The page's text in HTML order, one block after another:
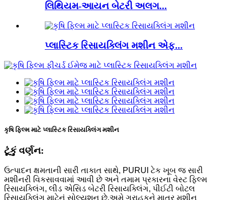
લિથિયમ-આયન બેટરી અલગ...
પ્લાસ્ટિક રિસાયક્લિંગ મશીન એફ...
કૃષિ ફિલ્મ માટે પ્લાસ્ટિક રિસાયક્લિંગ મશીન
ટૂંકું વર્ણન:
ઉત્પાદન ક્ષમતાની સારી તાકાત સાથે, PURUI ટેક ખૂબ જ સારી
મશીનરી વિકસાવવામાં આવી છે અને તમામ પ્રકારના વેસ્ટ ફિલ્મ
રિસાયક્લિંગ, લીડ એસિડ બેટરી રિસાયક્લિંગ, પીઈટી બોટલ
રિસાયક્લિંગ માટેનું સોલ્યુશન છે.અમે ગ્રાહકને માત્ર મશીન